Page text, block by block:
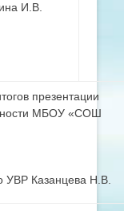
И.В.
презентации
МБОУ «СОШ
УВР Казанцева Н.В.